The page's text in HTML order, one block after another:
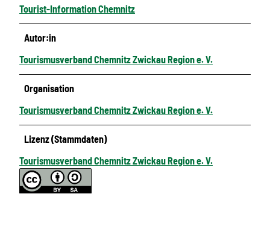
Tourist-Information Chemnitz
Autor:in
Tourismusverband Chemnitz Zwickau Region e. V.
Organisation
Tourismusverband Chemnitz Zwickau Region e. V.
Lizenz (Stammdaten)
Tourismusverband Chemnitz Zwickau Region e. V.